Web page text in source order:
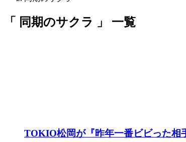
「 同期のサクラ 」 一覧
TOKIO松岡が『昨年一番ビビった相